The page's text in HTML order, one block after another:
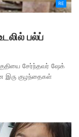
RE
பல்ப்
சேர்ந்தவர் ஷேக்
இரு குழந்தைகள்